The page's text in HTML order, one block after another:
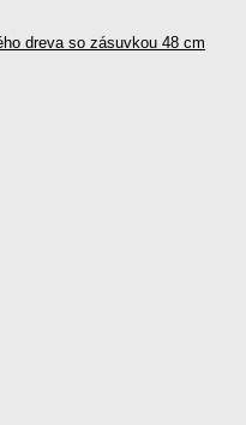
dreva so zásuvkou 48 cm